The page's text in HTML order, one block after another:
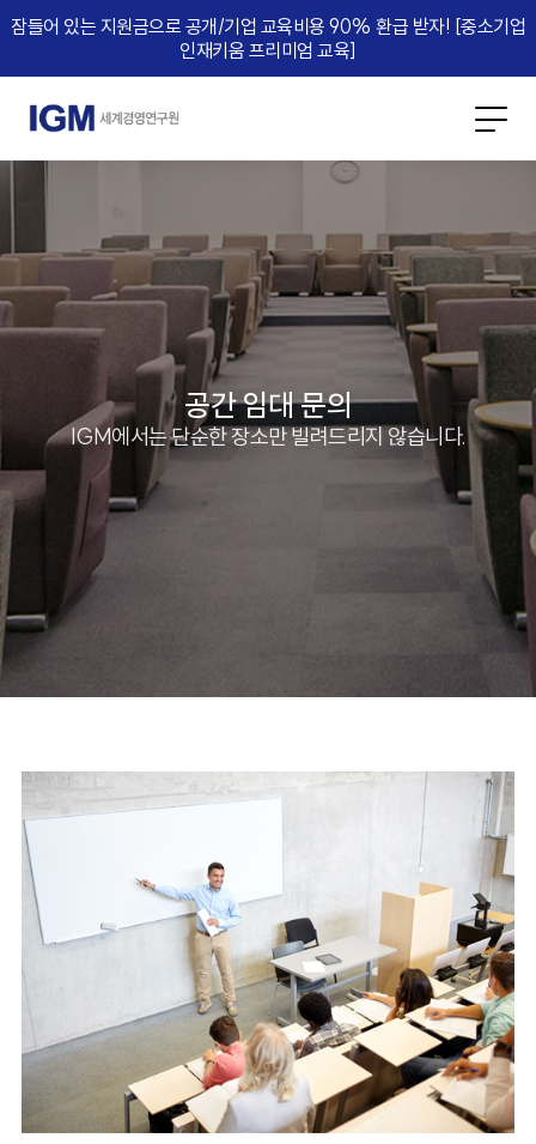
잠들어 있는 지원금으로 공개/기업 교육비용 90% 환급 받자! [중소기업
인재키움 프리미엄 교육]​
공간 임대 문의
IGM에서는 단순한 장소만 빌려드리지 않습니다.